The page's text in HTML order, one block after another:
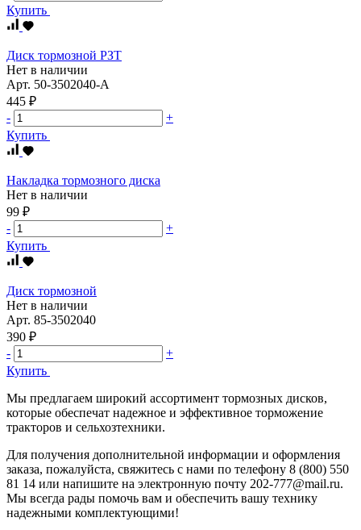
Купить
Диск тормозной РЗТ
Нет в наличии
Арт. 50-3502040-А
445 ₽
-
+
Купить
Накладка тормозного диска
Нет в наличии
99 ₽
-
+
Купить
Диск тормозной
Нет в наличии
Арт. 85-3502040
390 ₽
-
+
Купить
Мы предлагаем широкий ассортимент тормозных дисков,
которые обеспечат надежное и эффективное торможение
тракторов и сельхозтехники.
Для получения дополнительной информации и оформления
заказа, пожалуйста, свяжитесь с нами по телефону 8 (800) 550
81 14 или напишите на электронную почту 202-777@mail.ru.
Мы всегда рады помочь вам и обеспечить вашу технику
надежными комплектующими!